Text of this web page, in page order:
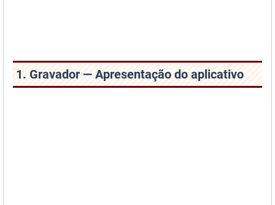
1. Gravador — Apresentação do aplicativo